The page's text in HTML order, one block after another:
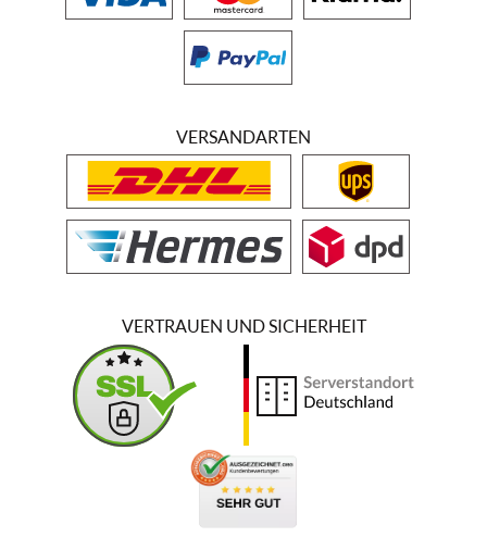
VERSANDARTEN
VERTRAUEN UND SICHERHEIT